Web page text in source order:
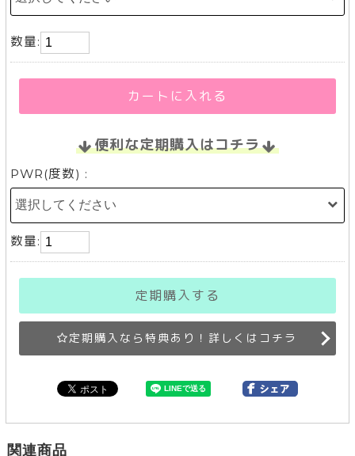
数量:
カートに入れる
便利な定期購入はコチラ
PWR(度数) :
数量:
定期購入する
定期購入なら特典あり！詳しくはコチラ
関連商品